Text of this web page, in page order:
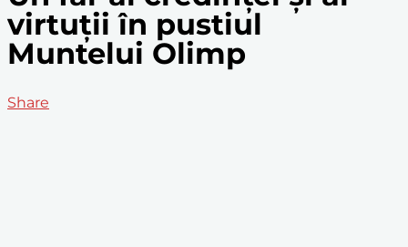
virtuții în pustiul
Muntelui Olimp
Share